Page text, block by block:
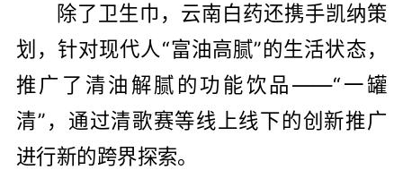
除了卫生巾，云南白药还携手凯纳策
划，针对现代人“富油高腻”的生活状态，
推广了清油解腻的功能饮品——“一罐
清”，通过清歌赛等线上线下的创新推广
进行新的跨界探索。